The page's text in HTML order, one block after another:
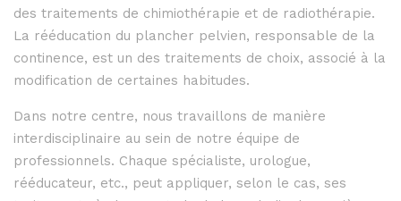
des traitements de chimiothérapie et de radiothérapie.
La rééducation du plancher pelvien, responsable de la
continence, est un des traitements de choix, associé à la
modification de certaines habitudes.
Dans notre centre, nous travaillons de manière
interdisciplinaire au sein de notre équipe de
professionnels. Chaque spécialiste, urologue,
rééducateur, etc., peut appliquer, selon le cas, ses